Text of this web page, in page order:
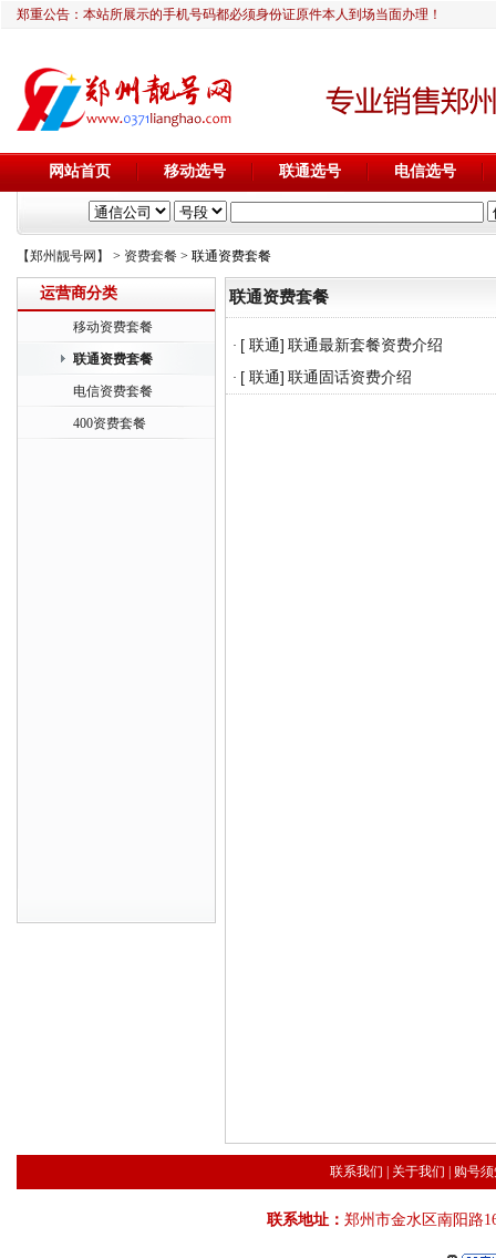
郑重公告：本站所展示的手机号码都必须身份证原件本人到场当面办理！
网站首页 移动选号 联通选号 电信选号
【郑州靓号网】 > 资费套餐 > 联通资费套餐
运营商分类
移动资费套餐
联通资费套餐
电信资费套餐
400资费套餐
联通资费套餐
· [ 联通] 联通最新套餐资费介绍
· [ 联通] 联通固话资费介绍
联系我们 关于我们 购号
联系地址： 郑州市金水区南阳路